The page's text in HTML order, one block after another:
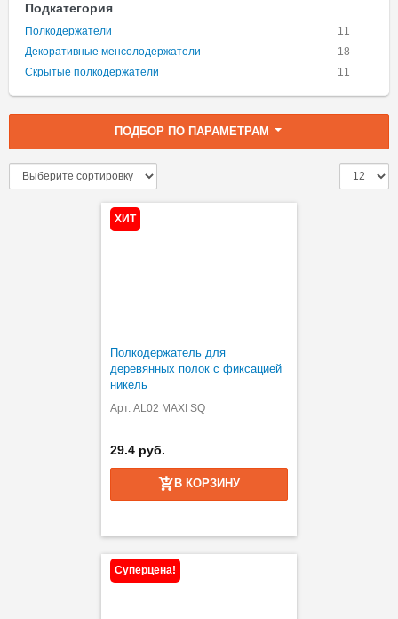
Подкатегория
Полкодержатели
11
Декоративные менсолодержатели
18
Скрытые полкодержатели
11
ПОДБОР ПО ПАРАМЕТРАМ
ХИТ
Полкодержатель для
деревянных полок с фиксацией
никель
Арт. AL02 MAXI SQ
29.4 руб.
В КОРЗИНУ
Суперцена!